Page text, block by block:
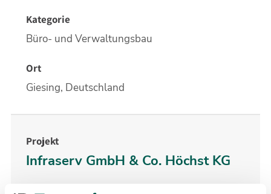
Büro- und Verwaltungsbau
Giesing, Deutschland
Infraserv GmbH & Co. Höchst KG